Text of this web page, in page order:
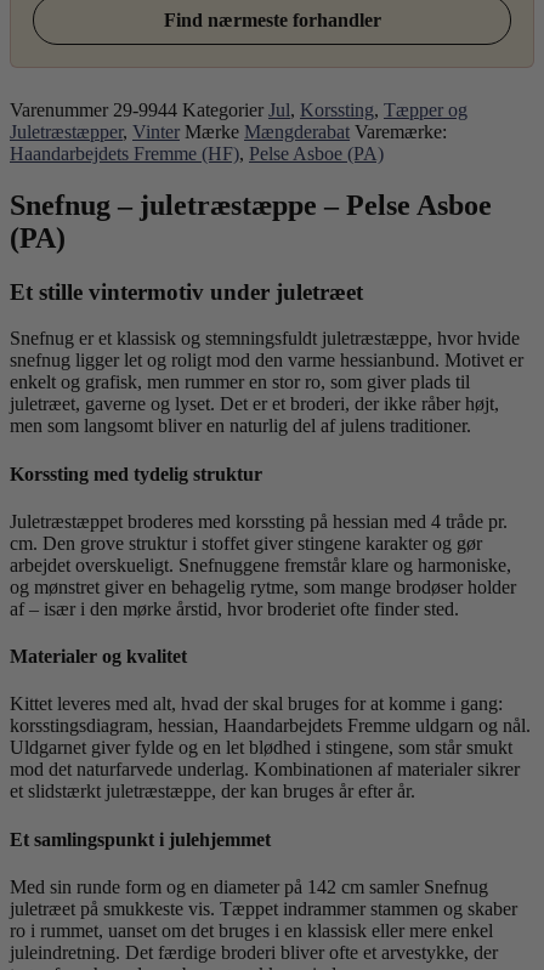
Find nærmeste forhandler
Varenummer 29-9944 Kategorier Jul, Korssting, Tæpper og
Juletræstæpper, Vinter Mærke Mængderabat Varemærke:
Haandarbejdets Fremme (HF), Pelse Asboe (PA)
Snefnug – juletræstæppe – Pelse Asboe
(PA)
Et stille vintermotiv under juletræet
Snefnug er et klassisk og stemningsfuldt juletræstæppe, hvor hvide
snefnug ligger let og roligt mod den varme hessianbund. Motivet er
enkelt og grafisk, men rummer en stor ro, som giver plads til
juletræet, gaverne og lyset. Det er et broderi, der ikke råber højt,
men som langsomt bliver en naturlig del af julens traditioner.
Korssting med tydelig struktur
Juletræstæppet broderes med korssting på hessian med 4 tråde pr.
cm. Den grove struktur i stoffet giver stingene karakter og gør
arbejdet overskueligt. Snefnuggene fremstår klare og harmoniske,
og mønstret giver en behagelig rytme, som mange brodøser holder
af – især i den mørke årstid, hvor broderiet ofte finder sted.
Materialer og kvalitet
Kittet leveres med alt, hvad der skal bruges for at komme i gang:
korsstingsdiagram, hessian, Haandarbejdets Fremme uldgarn og nål.
Uldgarnet giver fylde og en let blødhed i stingene, som står smukt
mod det naturfarvede underlag. Kombinationen af materialer sikrer
et slidstærkt juletræstæppe, der kan bruges år efter år.
Et samlingspunkt i julehjemmet
Med sin runde form og en diameter på 142 cm samler Snefnug
juletræet på smukkeste vis. Tæppet indrammer stammen og skaber
ro i rummet, uanset om det bruges i en klassisk eller mere enkel
juleindretning. Det færdige broderi bliver ofte et arvestykke, der